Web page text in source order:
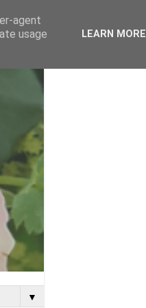
▼
agent
usage
LEARN MORE